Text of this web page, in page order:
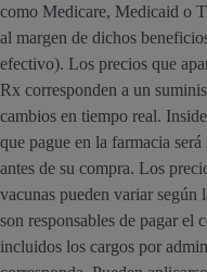
como Medicare, Medicaid o
al margen de dichos
efectivo). Los precios que
Rx corresponden a un
cambios en tiempo real.
que pague en la farmacia
antes de su compra. Los
vacunas pueden variar
son responsables de pagar el
incluidos los cargos por